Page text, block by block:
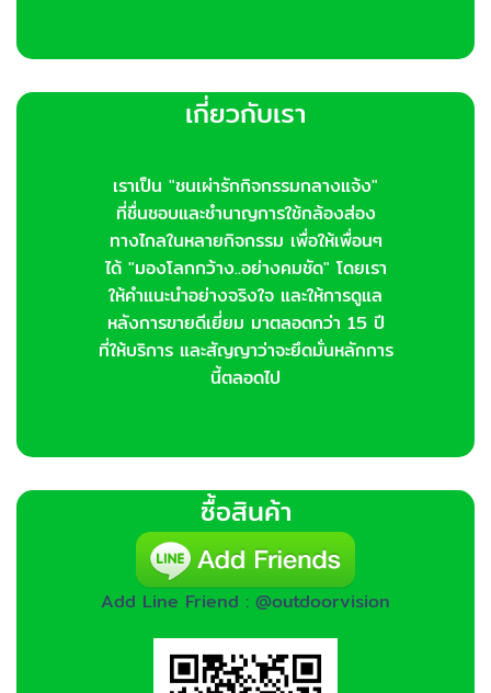
เกี่ยวกับเรา
เราเป็น "ชนเผ่ารักกิจกรรมกลางแจ้ง"
ที่ชื่นชอบและชำนาญการใช้กล้องส่อง
ทางไกลในหลายกิจกรรม เพื่อให้เพื่อนๆ
ได้ "มองโลกกว้าง..อย่างคมชัด" โดยเรา
ให้คำแนะนำอย่างจริงใจ และให้การดูแล
หลังการขายดีเยี่ยม มาตลอดกว่า 15 ปี
ที่ให้บริการ และสัญญาว่าจะยึดมั่นหลักการ
นี้ตลอดไป
ซื้อสินค้า
Add Line Friend : @outdoorvision